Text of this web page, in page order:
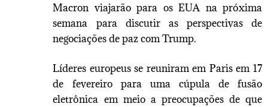
Macron viajarão para os EUA na próxima
semana para discutir as perspectivas de
negociações de paz com Trump.
Líderes europeus se reuniram em Paris em 17
de fevereiro para uma cúpula de fusão
eletrônica em meio a preocupações de que